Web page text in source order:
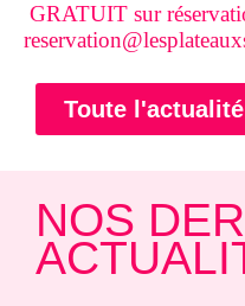
GRATUIT sur
Toute l'actualité
NOS